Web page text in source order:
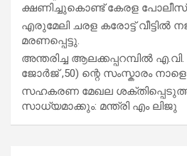
ക്ഷണിച്ചുകൊണ്ട് കേരള
എരുമേലി ചരള കരോട്ട് വീട്ടിൽ
മരണപ്പെട്ടു.
അന്തരിച്ച ആ​ല​ക്ക​പ്പ​റമ്പിൽ​
ജോർജ് ,50) ന്റെ സംസ്കാരം നാളെ
സഹകരണ മേഖല
സാധ്യമാക്കും: മന്ത്രി എം ലിജു